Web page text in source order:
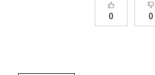
0 0